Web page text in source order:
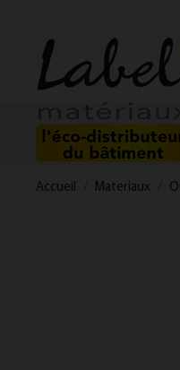
Accueil Materiaux